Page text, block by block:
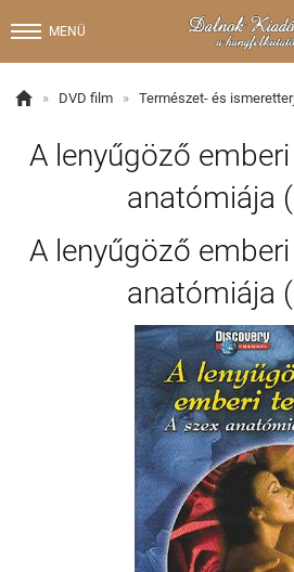
MENÜ
 » DVD film » Természet- és
A lenyűgöző
anatómiája
A lenyűgöző
anatómiája